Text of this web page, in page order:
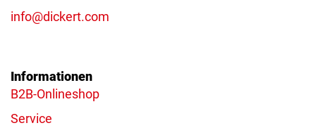
info@dickert.com
Informationen
B2B-Onlineshop
Service